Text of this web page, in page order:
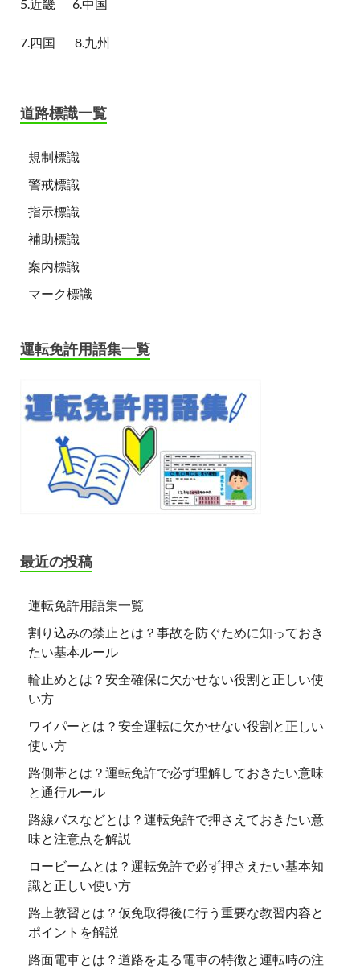
5.近畿 6.中国
7.四国 8.九州
道路標識一覧
規制標識
警戒標識
指示標識
補助標識
案内標識
マーク標識
運転免許用語集一覧
最近の投稿
運転免許用語集一覧
割り込みの禁止とは？事故を防ぐために知っておき
たい基本ルール
輪止めとは？安全確保に欠かせない役割と正しい使
い方
ワイパーとは？安全運転に欠かせない役割と正しい
使い方
路側帯とは？運転免許で必ず理解しておきたい意味
と通行ルール
路線バスなどとは？運転免許で押さえておきたい意
味と注意点を解説
ロービームとは？運転免許で必ず押さえたい基本知
識と正しい使い方
路上教習とは？仮免取得後に行う重要な教習内容と
ポイントを解説
路面電車とは？道路を走る電車の特徴と運転時の注